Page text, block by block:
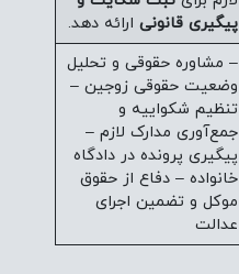
پیگیری قانونی ارائه دهد.
– مشاوره حقوقی و تحلیل
وضعیت حقوقی زوجین –
تنظیم شکواییه و
جمع‌آوری مدارک لازم –
پیگیری پرونده در دادگاه
خانواده – دفاع از حقوق
موکل و تضمین اجرای
عدالت